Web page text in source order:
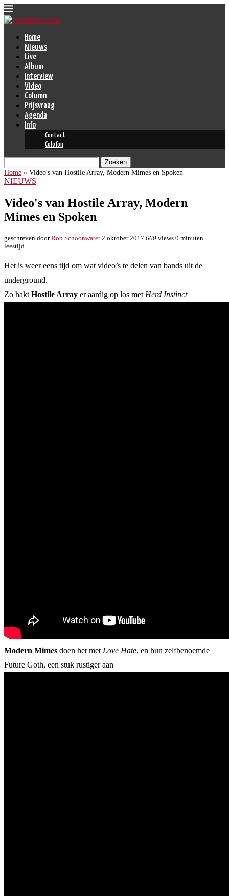
Home
Nieuws
Live
Album
Interview
Video
Column
Prijsvraag
Agenda
Info
Contact
Colofon
Zoeken
Home » Video's van Hostile Array, Modern Mimes en Spoken
NIEUWS
Video's van Hostile Array, Modern
Mimes en Spoken
geschreven doorRon Schoonwater 2 oktober 2017 660 views 0 minuten
leestijd
Het is weer eens tijd om wat video’s te delen van bands uit de
underground.
Zo hakt Hostile Array er aardig op los met Herd Instinct
Modern Mimes doen het met Love Hate, en hun zelfbenoemde
Future Goth, een stuk rustiger aan